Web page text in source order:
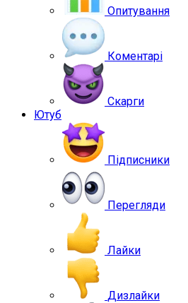
Опитування
Коментарі
Скарги
Ютуб
Підписники
Перегляди
Лайки
Дизлайки